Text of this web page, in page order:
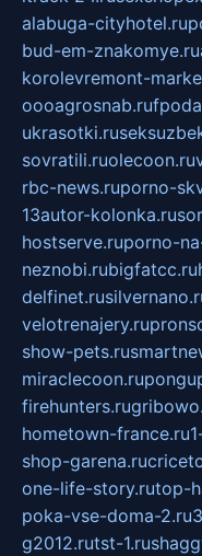
alabuga-cityhotel.ru
bud-em-znakomye.ru
korolevremont-
oooagrosnab.ru
ukrasotki.ru
sovratili.ruolecoon.ru
rbc-news.ruporno-
13autor-kolonka.ru
hostserve.ruporno-
neznobi.rubigfatcc.ru
delfinet.ru
velotrenajery.ru
show-pets.ru
miraclecoon.ru
firehunters.ru
hometown-france.ru
shop-garena.ru
one-life-story.rutop-
poka-vse-doma-2.ru
g2012.rutst-1.ru